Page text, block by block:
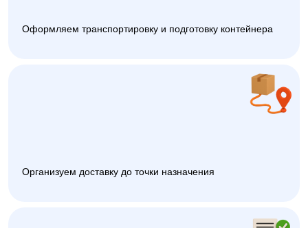
Оформляем транспортировку и подготовку контейнера
Организуем доставку до точки назначения